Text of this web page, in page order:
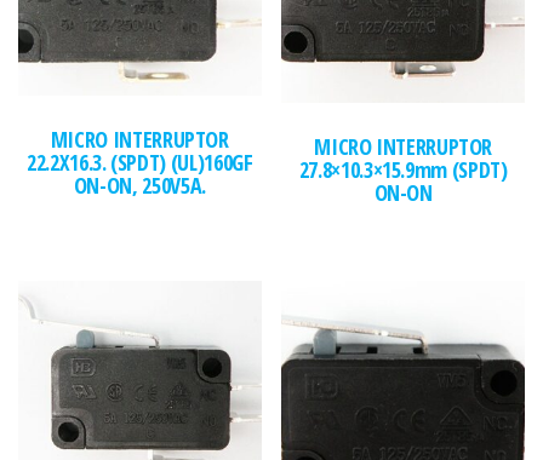
MICRO INTERRUPTOR
22.2X16.3. (SPDT) (UL)160GF
ON-ON, 250V5A.
MICRO INTERRUPTOR
27.8×10.3×15.9mm (SPDT)
ON-ON